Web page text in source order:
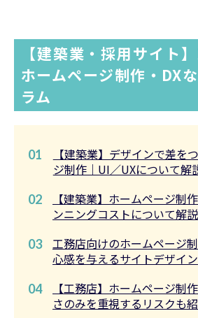
【建築業・採用サイト
ホームページ制作・DX
ラム
01
【建築業】デザインで差を
ジ制作｜UI／UXについて解
02
【建築業】ホームページ制
ンニングコストについて解説
03
工務店向けのホームページ
心感を与えるサイトデザイン
04
【工務店】ホームページ制
さのみを重視するリスクも